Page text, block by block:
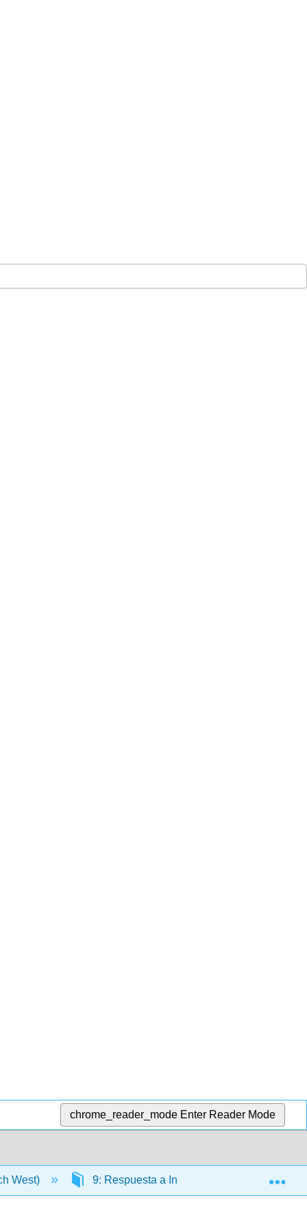
chrome_reader_mode Enter Reader Mode
West) 9: Respuesta a Incidentes 9.5: